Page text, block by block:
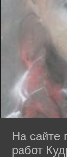
На сайте
работ